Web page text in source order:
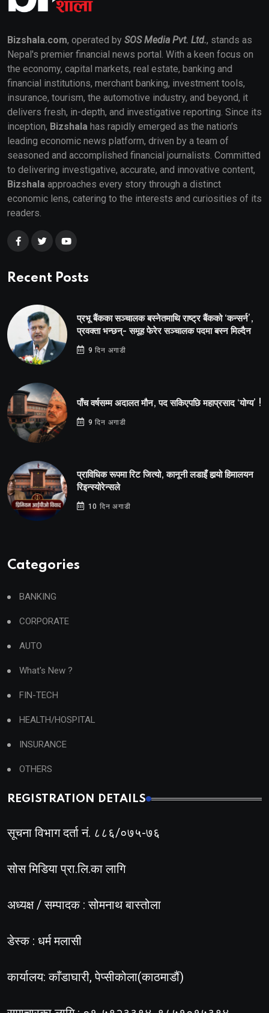
Bizshala.com, operated by SOS Media Pvt. Ltd., stands as
Nepal's premier financial news portal. With a keen focus on
the economy, capital markets, real estate, banking and
financial institutions, merchant banking, investment tools,
insurance, tourism, the automotive industry, and beyond, it
delivers fresh, in-depth, and investigative reporting. Since its
inception, Bizshala has rapidly emerged as the nation's
leading economic news platform, driven by a team of
seasoned and accomplished financial journalists. Committed
to delivering investigative, accurate, and innovative content,
Bizshala approaches every story through a distinct
economic lens, catering to the interests and curiosities of its
readers.
Recent Posts
प्रभू बैंकका सञ्चालक बस्नेतमाथि राष्ट्र बैंकको ‘कन्सर्न’,
प्रवक्ता भन्छन्- समूह फेरेर सञ्चालक पदमा बस्न मिल्दैन
9 दिन अगाडी
पाँच वर्षसम्म अदालत मौन, पद सकिएपछि महाप्रसाद ‘योग्य’ !
9 दिन अगाडी
प्राविधिक रूपमा रिट जित्यो, कानूनी लडाइँ हार्‍यो हिमालयन
रिइन्स्योरेन्सले
10 दिन अगाडी
Categories
BANKING
CORPORATE
AUTO
What's New ?
FIN-TECH
HEALTH/HOSPITAL
INSURANCE
OTHERS
REGISTRATION DETAILS
सूचना विभाग दर्ता नं. ८८६/०७५-७६
सोस मिडिया प्रा.लि.का लागि
अध्यक्ष / सम्पादक : सोमनाथ बास्तोला
डेस्क : धर्म मलासी
कार्यालय: काँडाघारी, पेप्सीकोला(काठमाडौं)